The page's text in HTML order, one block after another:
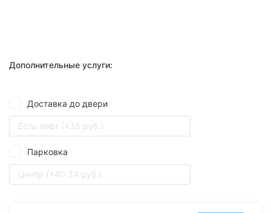
Дополнительные услуги:
Доставка до двери
Есть лифт (+35 руб.)
Парковка
Центр (+40,34 руб.)